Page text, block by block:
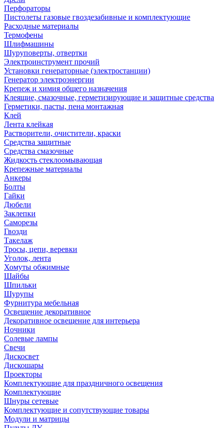
Перфораторы
Пистолеты газовые гвоздезабивные и комплектующие
Расходные материалы
Термофены
Шлифмашины
Шуруповерты, отвертки
Электроинструмент прочий
Установки генераторные (электростанции)
Генератор электроэнергии
Крепеж и химия общего назначения
Клеящие, смазочные, герметизирующие и защитные средства
Герметики, пасты, пена монтажная
Клей
Лента клейкая
Растворители, очистители, краски
Средства защитные
Средства смазочные
Жидкость стеклоомывающая
Крепежные материалы
Анкеры
Болты
Гайки
Дюбели
Заклепки
Саморезы
Гвозди
Такелаж
Тросы, цепи, веревки
Уголок, лента
Хомуты обжимные
Шайбы
Шпильки
Шурупы
Фурнитура мебельная
Освещение декоративное
Декоративное освещение для интерьера
Ночники
Солевые лампы
Свечи
Дискосвет
Дискошары
Проекторы
Комплектующие для праздничного освещения
Комплектующие
Шнуры сетевые
Комплектующие и сопутствующие товары
Модули и матрицы